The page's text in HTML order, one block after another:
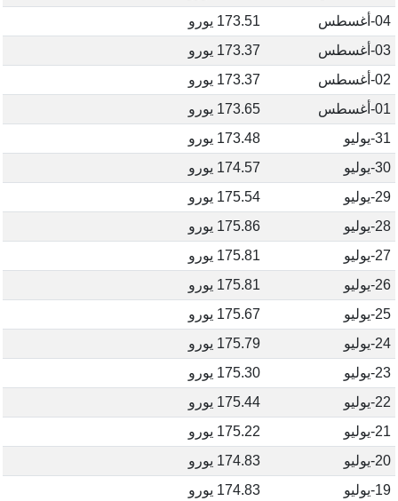
04-أغسطس
173.51 يورو
03-أغسطس
173.37 يورو
02-أغسطس
173.37 يورو
01-أغسطس
173.65 يورو
31-يوليو
173.48 يورو
30-يوليو
174.57 يورو
29-يوليو
175.54 يورو
28-يوليو
175.86 يورو
27-يوليو
175.81 يورو
26-يوليو
175.81 يورو
25-يوليو
175.67 يورو
24-يوليو
175.79 يورو
23-يوليو
175.30 يورو
22-يوليو
175.44 يورو
21-يوليو
175.22 يورو
20-يوليو
174.83 يورو
19-يوليو
174.83 يورو